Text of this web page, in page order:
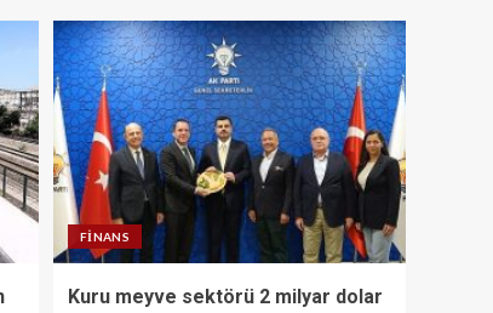
FINANS
Kuru meyve sektörü 2 milyar dolar